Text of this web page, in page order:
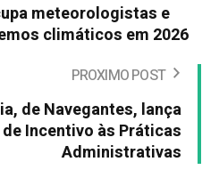
meteorologistas e
climáticos em 2026
PROXIMO POST
de Navegantes, lança
Incentivo às Práticas
Administrativas